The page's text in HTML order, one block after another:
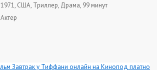
1971, США, Триллер, Драма, 99 минут
Актер